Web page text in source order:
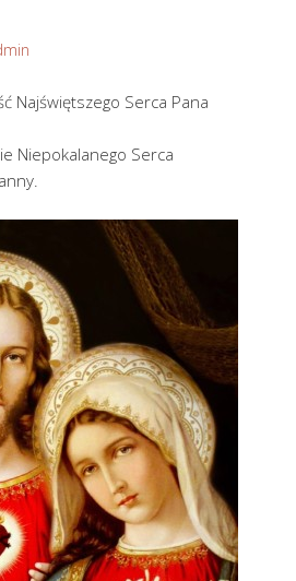
Najświętszego Serca Pana
Niepokalanego Serca